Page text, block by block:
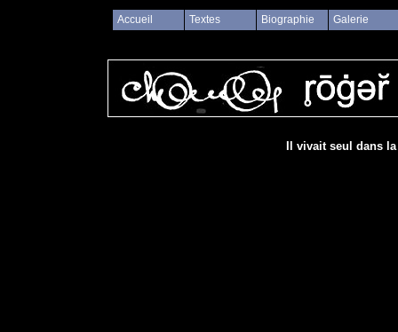
Accueil Textes Biographie Galerie
Il vivait seul dans